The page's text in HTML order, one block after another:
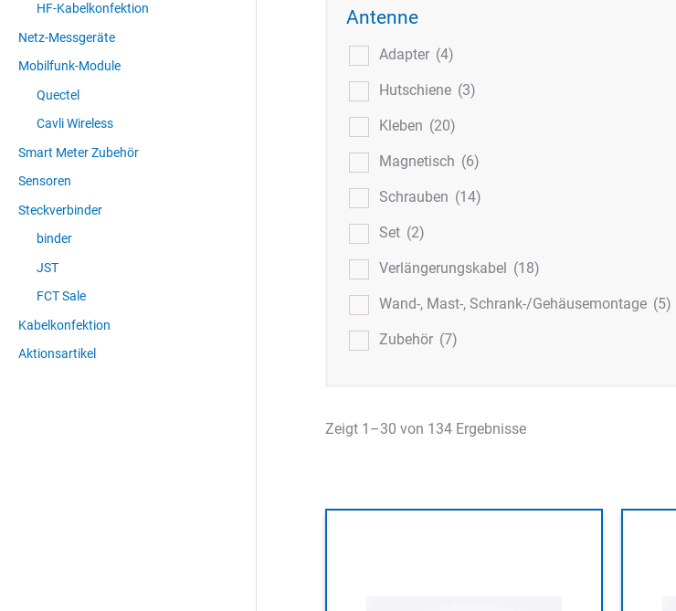
HF-Kabelkonfektion
Netz-Messgeräte
Mobilfunk-Module
Quectel
Cavli Wireless
Smart Meter Zubehör
Sensoren
Steckverbinder
binder
JST
FCT Sale
Kabelkonfektion
Aktionsartikel
Antenne
Adapter (4)
Hutschiene (3)
Kleben (20)
Magnetisch (6)
Schrauben (14)
Set (2)
Verlängerungskabel (18)
Wand-, Mast-, Schrank-/Gehäusemontage (5)
Zubehör (7)
Zeigt 1–30 von 134 Ergebnisse